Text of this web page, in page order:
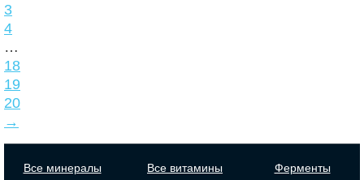
3
4
…
18
19
20
→
Все минералы
Все витамины
Ферменты